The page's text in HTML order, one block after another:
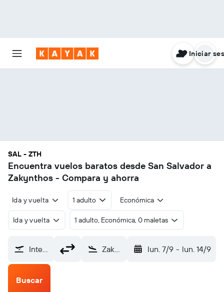
Iniciar
SAL - ZTH
Encuentra vuelos baratos desde San Salvador a
Zakynthos - Compara y ahorra
Ida y vuelta 1 adulto Económica
Ida y vuelta 1 adulto, Económica, 0 maletas
Internacional de El Salvador (SAL) Zakynthos Dionsios Salomos (ZTH) lun. 7/9 - lun. 14/9
Buscar